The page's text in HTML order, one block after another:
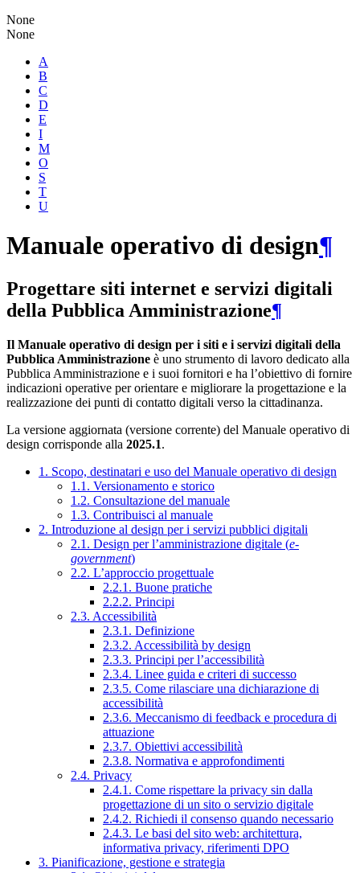
None
None
A
B
C
D
E
I
M
O
S
T
U
Manuale operativo di design¶
Progettare siti internet e servizi digitali
della Pubblica Amministrazione¶
Il Manuale operativo di design per i siti e i servizi digitali della
Pubblica Amministrazione è uno strumento di lavoro dedicato alla
Pubblica Amministrazione e i suoi fornitori e ha l’obiettivo di fornire
indicazioni operative per orientare e migliorare la progettazione e la
realizzazione dei punti di contatto digitali verso la cittadinanza.
La versione aggiornata (versione corrente) del Manuale operativo di
design corrisponde alla 2025.1.
1. Scopo, destinatari e uso del Manuale operativo di design
1.1. Versionamento e storico
1.2. Consultazione del manuale
1.3. Contribuisci al manuale
2. Introduzione al design per i servizi pubblici digitali
2.1. Design per l’amministrazione digitale (e-
government)
2.2. L’approccio progettuale
2.2.1. Buone pratiche
2.2.2. Principi
2.3. Accessibilità
2.3.1. Definizione
2.3.2. Accessibilità by design
2.3.3. Principi per l’accessibilità
2.3.4. Linee guida e criteri di successo
2.3.5. Come rilasciare una dichiarazione di
accessibilità
2.3.6. Meccanismo di feedback e procedura di
attuazione
2.3.7. Obiettivi accessibilità
2.3.8. Normativa e approfondimenti
2.4. Privacy
2.4.1. Come rispettare la privacy sin dalla
progettazione di un sito o servizio digitale
2.4.2. Richiedi il consenso quando necessario
2.4.3. Le basi del sito web: architettura,
informativa privacy, riferimenti DPO
3. Pianificazione, gestione e strategia